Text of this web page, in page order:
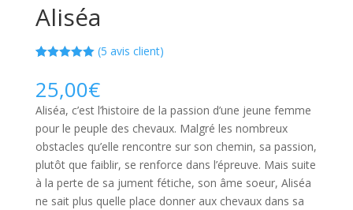
Aliséa
basé sur
notations
client
(5 avis client)
25,00€
Aliséa, c’est l’histoire de la passion d’une jeune femme
pour le peuple des chevaux. Malgré les nombreux
obstacles qu’elle rencontre sur son chemin, sa passion,
plutôt que faiblir, se renforce dans l’épreuve. Mais suite
à la perte de sa jument fétiche, son âme soeur, Aliséa
ne sait plus quelle place donner aux chevaux dans sa